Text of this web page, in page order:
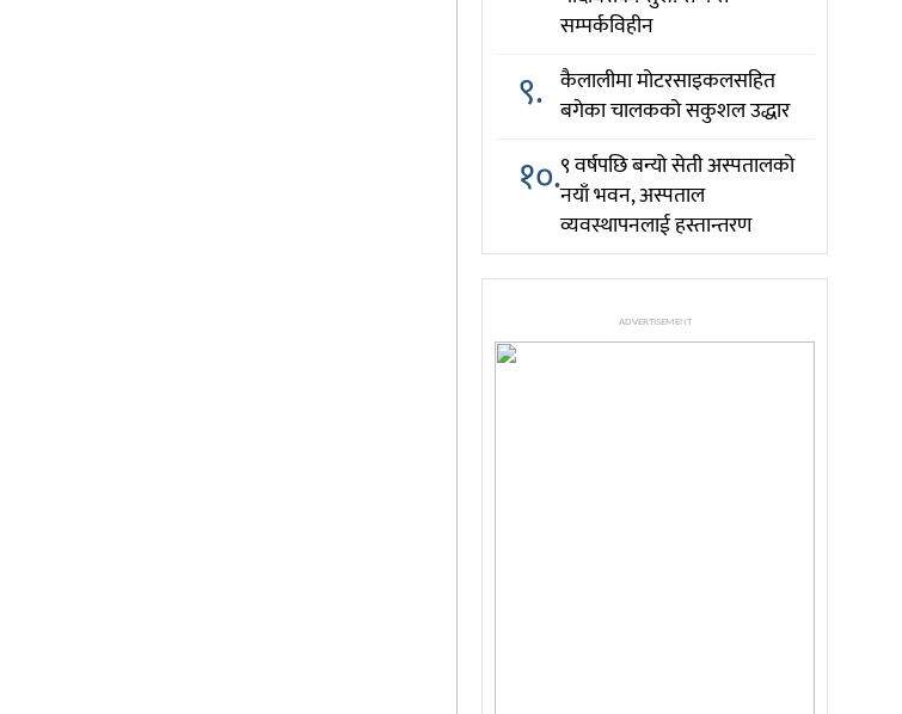
सम्पर्कविहीन
९. कैलालीमा मोटरसाइकलसहित
बगेका चालकको सकुशल उद्धार
१०.९ वर्षपछि बन्यो सेती अस्पतालको
नयाँ भवन, अस्पताल
व्यवस्थापनलाई हस्तान्तरण
ADVERTISEMENT